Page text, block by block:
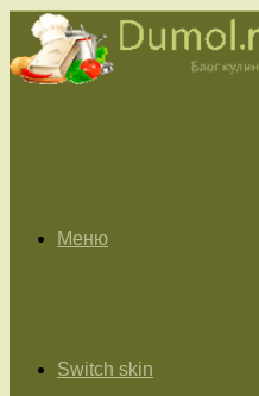
Меню
Switch skin